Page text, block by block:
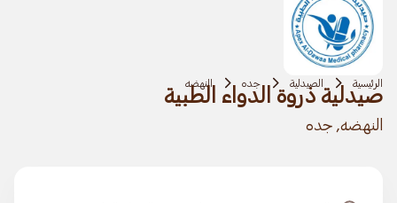
الرئيسية الصيدلية جده النهضه
صيدلية ذروة الدواء الطبية
النهضه, جده